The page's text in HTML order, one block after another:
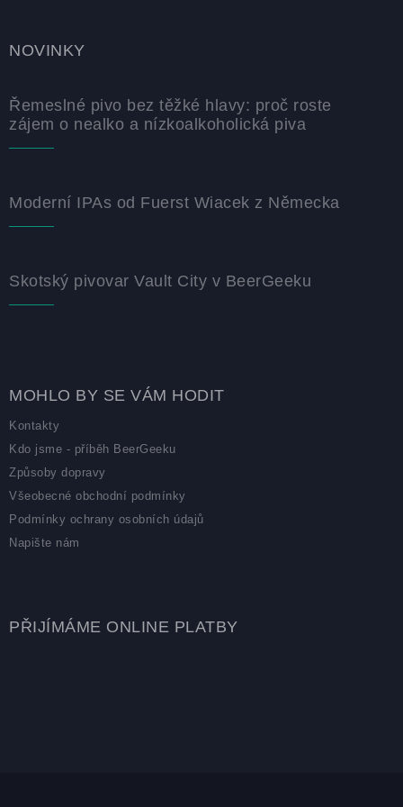
NOVINKY
Řemeslné pivo bez těžké hlavy: proč roste
zájem o nealko a nízkoalkoholická piva
Moderní IPAs od Fuerst Wiacek z Německa
Skotský pivovar Vault City v BeerGeeku
MOHLO BY SE VÁM HODIT
Kontakty
Kdo jsme - příběh BeerGeeku
Způsoby dopravy
Všeobecné obchodní podmínky
Podmínky ochrany osobních údajů
Napište nám
PŘIJÍMÁME ONLINE PLATBY